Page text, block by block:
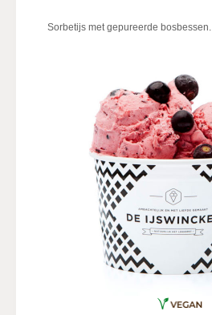
Sorbetijs met gepureerde bosbessen.